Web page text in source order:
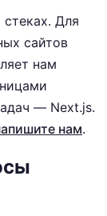
Для
сайтов
нам
— Next.js.
нам.